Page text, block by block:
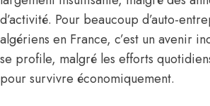
d’activité. Pour beaucoup d’auto-
algériens en France, c’est un avenir
se profile, malgré les efforts
pour survivre économiquement.